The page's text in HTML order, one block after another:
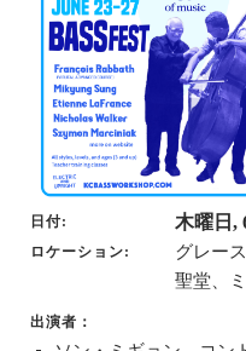
日付 木曜日,
ロケーション
グレー
聖堂、
出演者：